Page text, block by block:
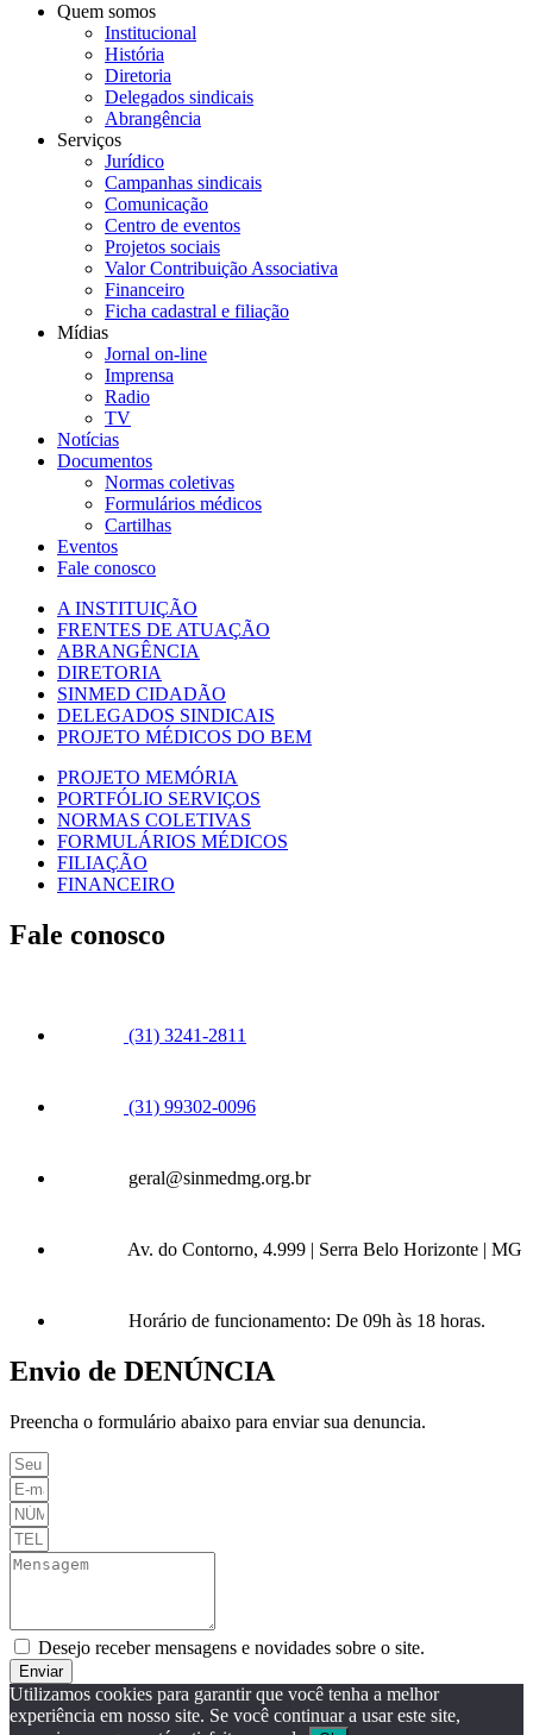
Quem somos
Institucional
História
Diretoria
Delegados sindicais
Abrangência
Serviços
Jurídico
Campanhas sindicais
Comunicação
Centro de eventos
Projetos sociais
Valor Contribuição Associativa
Financeiro
Ficha cadastral e filiação
Mídias
Jornal on-line
Imprensa
Radio
TV
Notícias
Documentos
Normas coletivas
Formulários médicos
Cartilhas
Eventos
Fale conosco
A INSTITUIÇÃO
FRENTES DE ATUAÇÃO
ABRANGÊNCIA
DIRETORIA
SINMED CIDADÃO
DELEGADOS SINDICAIS
PROJETO MÉDICOS DO BEM
PROJETO MEMÓRIA
PORTFÓLIO SERVIÇOS
NORMAS COLETIVAS
FORMULÁRIOS MÉDICOS
FILIAÇÃO
FINANCEIRO
Fale conosco
(31) 3241-2811
(31) 99302-0096
geral@sinmedmg.org.br
Av. do Contorno, 4.999 | Serra Belo Horizonte | MG
Horário de funcionamento: De 09h às 18 horas.
Envio de DENÚNCIA
Preencha o formulário abaixo para enviar sua denuncia.
Desejo receber mensagens e novidades sobre o site.
Enviar
Utilizamos cookies para garantir que você tenha a melhor
experiência em nosso site. Se você continuar a usar este site,